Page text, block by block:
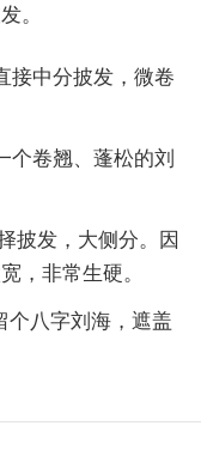
。
接中分披发，微卷
个卷翘、蓬松的刘
披发，大侧分。因
，非常生硬。
个八字刘海，遮盖